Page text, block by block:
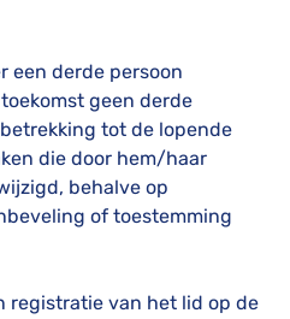
een derde persoon
geen derde
tot de lopende
die door hem/haar
behalve op
of toestemming
registratie van het lid op de